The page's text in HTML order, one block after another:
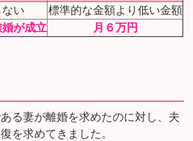
い
標準的な金額より低い金額
が成立 月６万円
る妻が離婚を求めたのに対し、夫
を求めてきました。